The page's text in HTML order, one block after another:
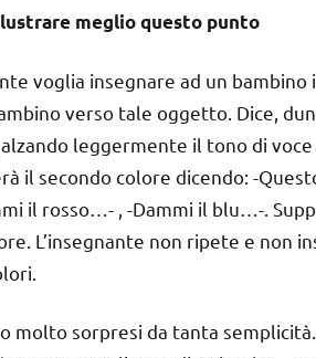
meglio questo punto
voglia insegnare ad un
verso tale oggetto. Dice,
leggermente il tono di
il secondo colore dicendo: -
il rosso…- , -Dammi il blu…-.
L’insegnante non ripete e non
molto sorpresi da tanta